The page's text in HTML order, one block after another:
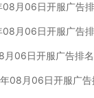
月06日开服广告
月06日开服广告
06日开服广告排
08月06日开服广告